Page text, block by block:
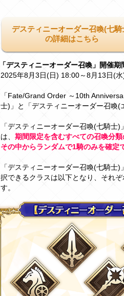
デスティニーオーダー召喚(七騎
の詳細はこちら
「デスティニーオーダー召喚」開催期
2025年8月3日(日) 18:00～8月13日(
「Fate/Grand Order ～10th
士)」と「デスティニーオーダー召喚(
「デスティニーオーダー召喚(七騎
は、期間限定を含むすべての召喚分
その中からランダムで1騎のみを確定
「デスティニーオーダー召喚(七騎
択できるクラスは以下となり、それ
す。